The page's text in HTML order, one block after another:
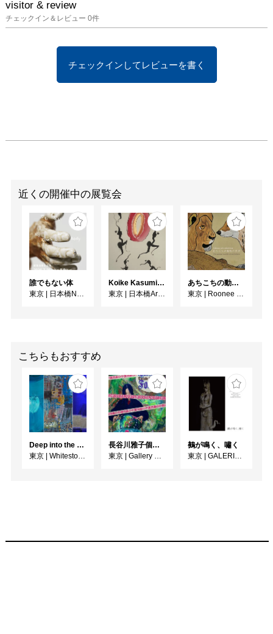
visitor & review
チェックイン＆レビュー 0件
チェックインしてレビューを書く
近くの開催中の展覧会
誰でもない体
東京 | 日本橋N11ギャラリー
Koike Kasumi Web個展 ラ・ダンス
東京 | 日本橋Art.jp
あちこちの動物の世界
東京 | Roonee 247 fine arts
こちらもおすすめ
Deep into the Blue―蒼の深層へ：木梨アイネ、名坂千吉郎、猪熊克芳
東京 | Whitestone Gallery
長谷川雅子個展「終わりなき森の美術館」
東京 | Gallery MUMON
鵺が鳴く、嘯く
東京 | GALERIE SOL